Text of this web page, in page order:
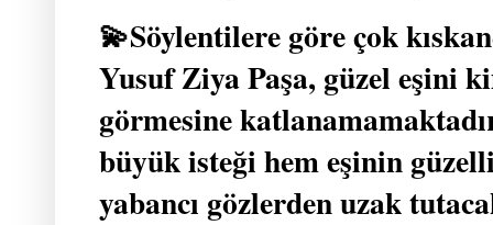
💫Söylentilere göre çok
Yusuf Ziya Paşa, güzel eşini
görmesine
büyük isteği hem eşinin
yabancı gözlerden uzak